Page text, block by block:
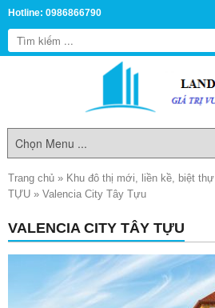
Hotline: 0986866790
Trang chủ » Khu đô thị mới, liền kề, biệt thự
TỰU » Valencia City Tây Tựu
VALENCIA CITY TÂY TỰU